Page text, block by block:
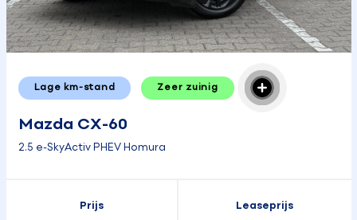
Lage km-stand Zeer zuinig
Mazda CX-60
2.5 e-SkyActiv PHEV Homura
Prijs Leaseprijs